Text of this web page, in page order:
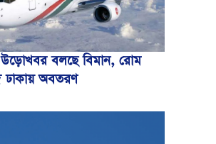
বলছে বিমান, রোম
ঢাকায় অবতরণ